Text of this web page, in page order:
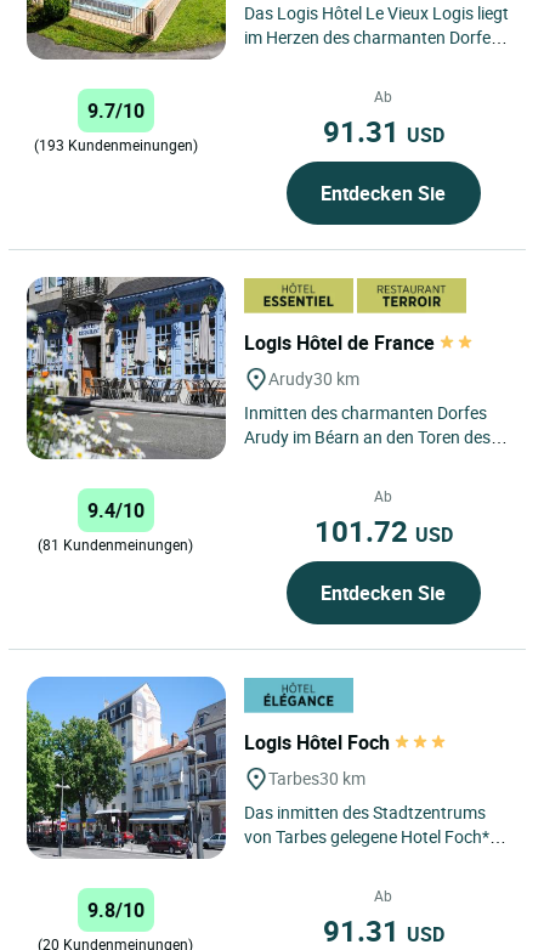
Das Logis Hôtel Le Vieux Logis liegt
im Herzen des charmanten Dorfes
9.7/10
(193 Kundenmeinungen)
Ab
91.31 USD
Entdecken Sie
Logis Hôtel de France
Arudy30 km
Inmitten des charmanten Dorfes
Arudy im Béarn an den Toren des
gastfreundliches und
9.4/10
(81 Kundenmeinungen)
Ab
101.72 USD
Entdecken Sie
Logis Hôtel Foch
Tarbes30 km
Das inmitten des Stadtzentrums
von Tarbes gelegene Hotel Foch***
familiären Ambiente....
9.8/10
(20 Kundenmeinungen)
Ab
91.31 USD